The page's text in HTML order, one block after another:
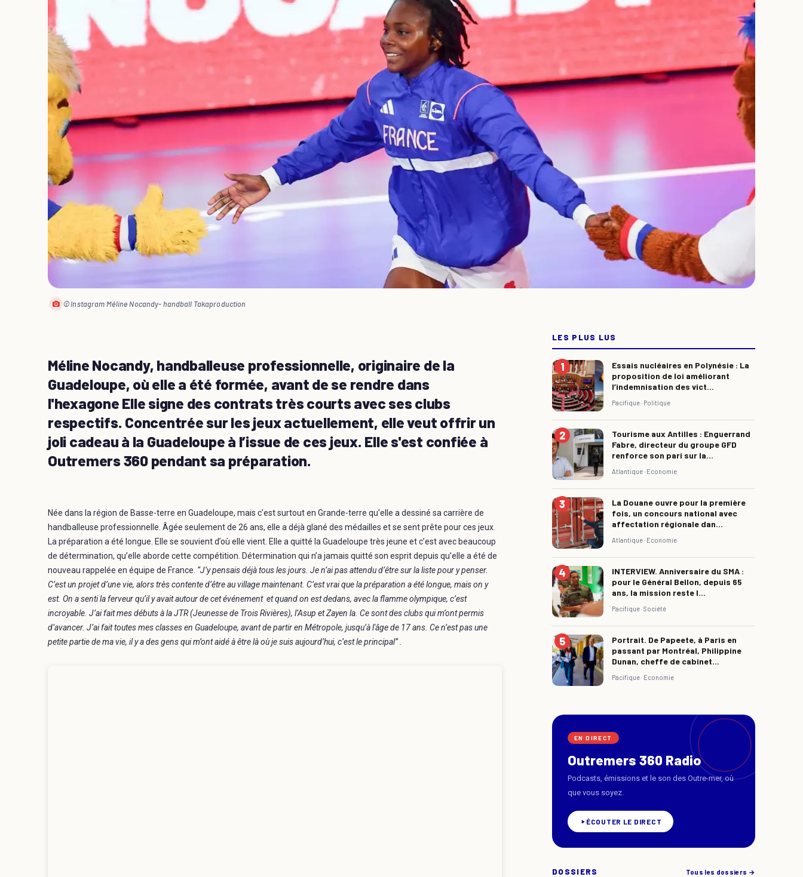
© Instagram Méline Nocandy- handball Takaproduction
Méline Nocandy, handballeuse professionnelle, originaire de la
Guadeloupe, où elle a été formée, avant de se rendre dans
l'hexagone Elle signe des contrats très courts avec ses clubs
respectifs. Concentrée sur les jeux actuellement, elle veut offrir un
joli cadeau à la Guadeloupe à l’issue de ces jeux. Elle s'est confiée à
Outremers 360 pendant sa préparation.
Née dans la région de Basse-terre en Guadeloupe, mais c’est surtout en Grande-terre qu’elle a dessiné sa carrière de
handballeuse professionnelle. Âgée seulement de 26 ans, elle a déjà glané des médailles et se sent prête pour ces jeux.
La préparation a été longue. Elle se souvient d’où elle vient. Elle a quitté la Guadeloupe très jeune et c’est avec beaucoup
de détermination, qu’elle aborde cette compétition. Détermination qui n’a jamais quitté son esprit depuis qu’elle a été de
nouveau rappelée en équipe de France. “J’y pensais déjà tous les jours. Je n’ai pas attendu d’être sur la liste pour y penser.
C’est un projet d’une vie, alors très contente d’être au village maintenant. C’est vrai que la préparation a été longue, mais on y
est. On a senti la ferveur qu’il y avait autour de cet événement et quand on est dedans, avec la flamme olympique, c’est
incroyable. J’ai fait mes débuts à la JTR (Jeunesse de Trois Rivières), l’Asup et Zayen la. Ce sont des clubs qui m’ont permis
d’avancer. J’ai fait toutes mes classes en Guadeloupe, avant de partir en Métropole, jusqu’à l'âge de 17 ans. Ce n’est pas une
petite partie de ma vie, il y a des gens qui m’ont aidé à être là où je suis aujourd’hui, c’est le principal” .
LES PLUS LUS
Essais nucléaires en Polynésie : La
proposition de loi améliorant
l’indemnisation des vict...
Pacifique · Politique
Tourisme aux Antilles : Enguerrand
Fabre, directeur du groupe GFD
renforce son pari sur la...
Atlantique · Economie
La Douane ouvre pour la première
fois, un concours national avec
affectation régionale dan...
Atlantique · Economie
INTERVIEW. Anniversaire du SMA :
pour le Général Bellon, depuis 65
ans, la mission reste l...
Pacifique ·Société
Portrait. De Papeete, à Paris en
passant par Montréal, Philippine
Dunan, cheffe de cabinet...
Pacifique · Economie
EN DIRECT
Outremers 360 Radio
Podcasts, émissions et le son des Outre-mer, où
que vous soyez.
ÉCOUTER LE DIRECT
DOSSIERS Tous les dossiers →